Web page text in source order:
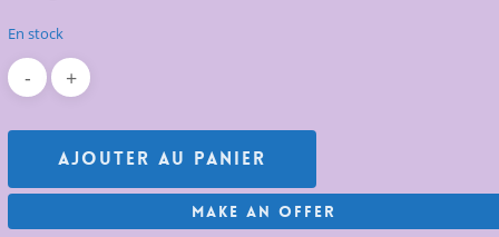
En stock
Ajouter Au Panier
Make An Offer